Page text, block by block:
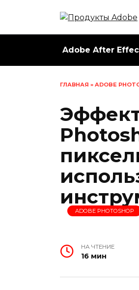
Adobe After
ГЛАВНАЯ » ADOBE
ADOBE PHOTOSHOP
НА ЧТЕНИЕ
16 мин